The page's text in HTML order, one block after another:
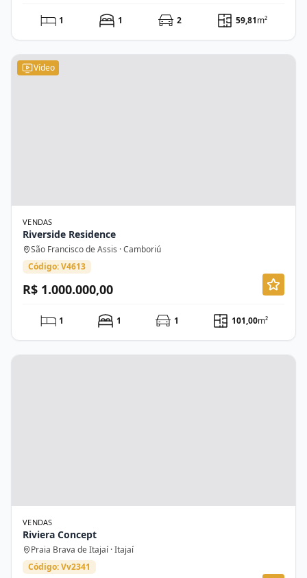
1 1 2 59,81m²
Vídeo
VENDAS
Riverside Residence
São Francisco de Assis · Camboriú
Código: V4613
R$ 1.000.000,00
1 1 1 101,00m²
VENDAS
Riviera Concept
Praia Brava de Itajaí · Itajaí
Código: Vv2341